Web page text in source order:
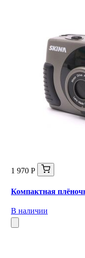
1 970 Р
Компактная
В наличии